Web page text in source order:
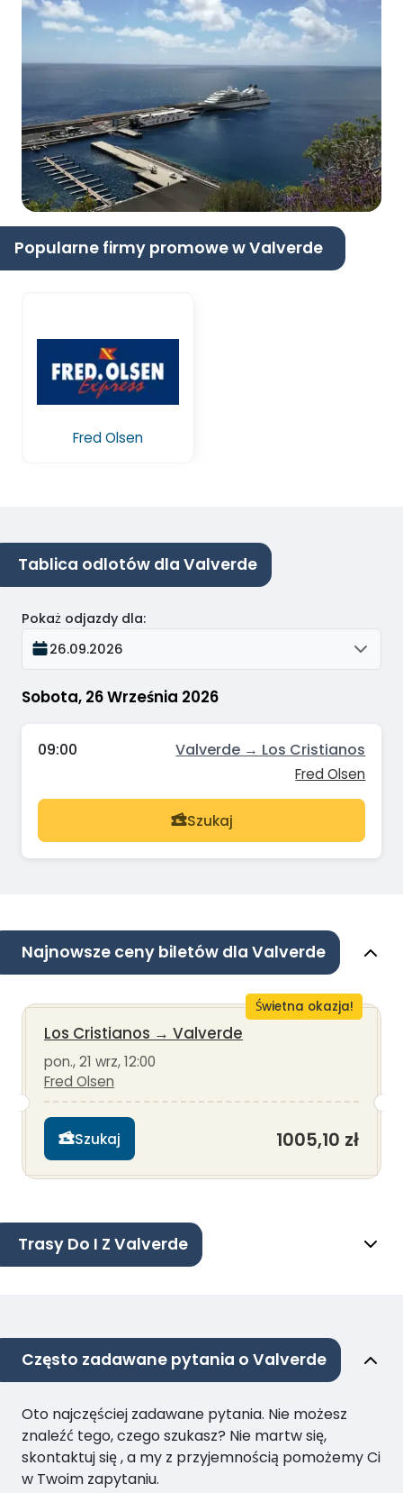
Popularne firmy promowe w Valverde
Fred Olsen
Tablica odlotów dla Valverde
Sobota, 26 Września 2026
Pokaż odjazdy dla:
26.09.2026
09:00 Valverde → Los Cristianos
Fred Olsen
Szukaj
Najnowsze ceny biletów dla Valverde
Świetna okazja!
Los Cristianos → Valverde
pon., 21 wrz, 12:00
Fred Olsen
Szukaj 1005,10 zł
Trasy Do I Z Valverde
Często zadawane pytania o Valverde
Oto najczęściej zadawane pytania. Nie możesz
znaleźć tego, czego szukasz? Nie martw się,
skontaktuj się , a my z przyjemnością pomożemy Ci
w Twoim zapytaniu.